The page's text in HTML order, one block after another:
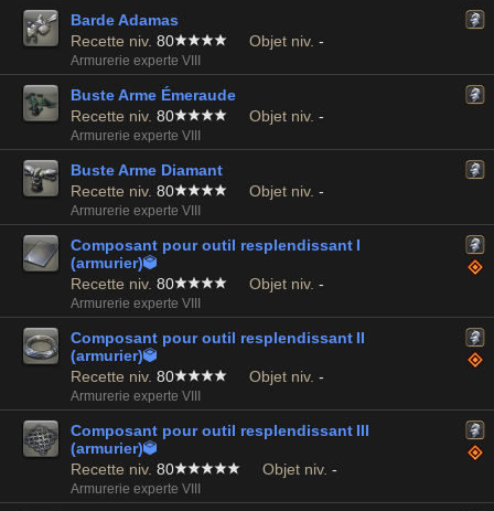
Barde Adamas
Recette niv. 80 Objet niv. -
Armurerie experte VIII
Buste Arme Émeraude
Recette niv. 80 Objet niv. -
Armurerie experte VIII
Buste Arme Diamant
Recette niv. 80 Objet niv. -
Armurerie experte VIII
Composant pour outil resplendissant I
(armurier)
Recette niv. 80 Objet niv. -
Armurerie experte VIII
Composant pour outil resplendissant II
(armurier)
Recette niv. 80 Objet niv. -
Armurerie experte VIII
Composant pour outil resplendissant III
(armurier)
Recette niv. 80 Objet niv. -
Armurerie experte VIII